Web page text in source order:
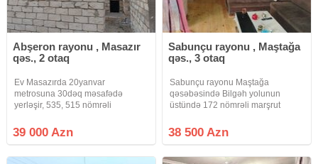
Abşeron rayonu , Masazır
qəs., 2 otaq
Ev Masazırda 20yanvar
metrosuna 30dəq məsafədə
yerləşir, 535, 515 nömrəli
məsafədən keçir. Ev təmirsizdir,
radnoy 3otaq etmək olar. Hər
39 000 Azn
Sabunçu rayonu , Maştağa
qəs., 3 otaq
Sabunçu rayonu Maştağa
qəsəbəsində Bilgəh yolunun
üstündə 172 nömrəli marşrut
Narkoloji dinpanseriy yaxinliqinda
1 sotun icində 3 otaqli zal studiyali
həyət
38 500 Azn